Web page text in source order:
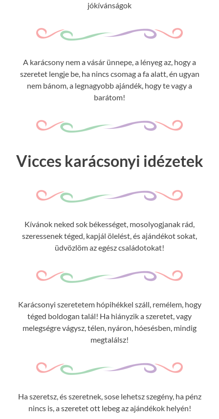
jókívánságok
A karácsony nem a vásár ünnepe, a lényeg az, hogy a
szeretet lengje be, ha nincs csomag a fa alatt, én ugyan
nem bánom, a legnagyobb ajándék, hogy te vagy a
barátom!
Vicces karácsonyi idézetek
Kívánok neked sok békességet, mosolyogjanak rád,
szeressenek téged, kapjál ölelést, és ajándékot sokat,
üdvözlöm az egész családotokat!
Karácsonyi szeretetem hópihékkel száll, remélem, hogy
téged boldogan talál! Ha hiányzik a szeretet, vagy
melegségre vágysz, télen, nyáron, hóesésben, mindig
megtalálsz!
Ha szeretsz, és szeretnek, sose lehetsz szegény, ha pénz
nincs is, a szeretet ott lebeg az ajándékok helyén!